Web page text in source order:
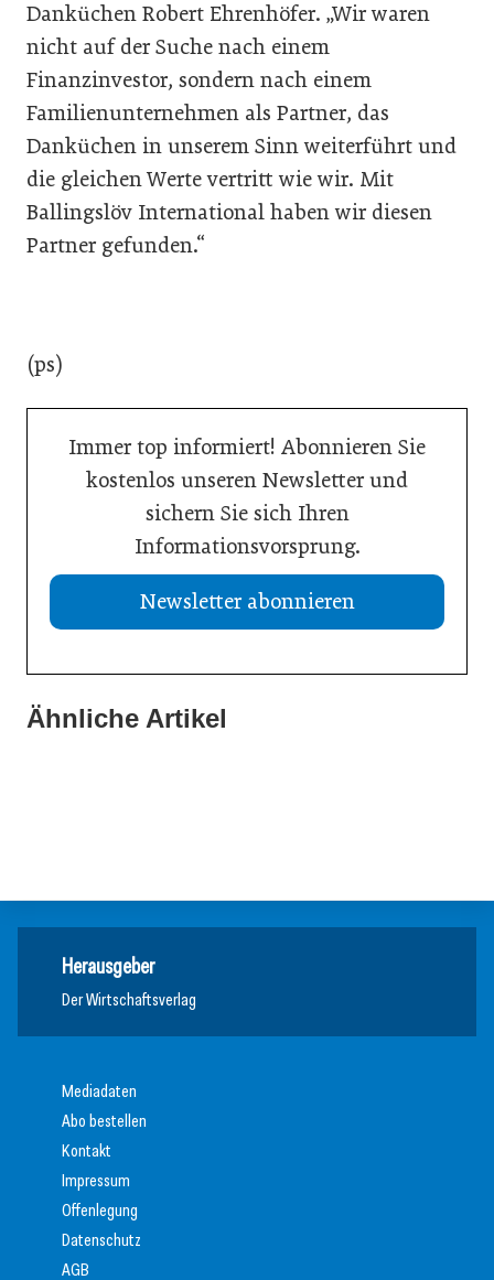
Danküchen Robert Ehrenhöfer. „Wir waren
nicht auf der Suche nach einem
Finanzinvestor, sondern nach einem
Familienunternehmen als Partner, das
Danküchen in unserem Sinn weiterführt und
die gleichen Werte vertritt wie wir. Mit
Ballingslöv International haben wir diesen
Partner gefunden.“
(ps)
Immer top informiert! Abonnieren Sie
kostenlos unseren Newsletter und
sichern Sie sich Ihren
Informationsvorsprung.
Newsletter abonnieren
Ähnliche Artikel
21. Juli 2026
Herausgeber
Der Wirtschaftsverlag
Mediadaten
Abo bestellen
Kontakt
Impressum
Offenlegung
Datenschutz
AGB